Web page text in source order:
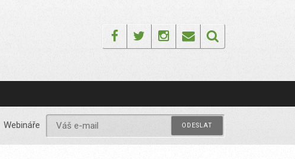
FacebookTwitterInstagram
Email
Webináře